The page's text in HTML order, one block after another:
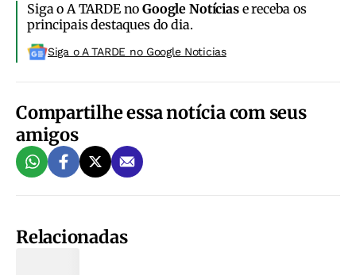
Siga o A TARDE noGoogle Notíciase receba os
principais destaques do dia.
Siga o A TARDE no Google Noticias
Compartilhe essa notícia com seus
amigos
Relacionadas